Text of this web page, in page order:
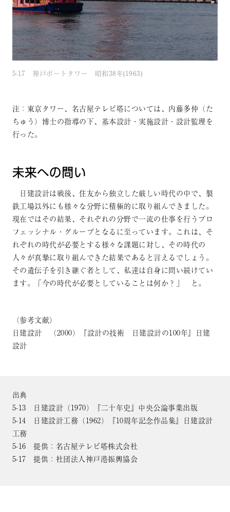
5-17 神戸ポートタワー 昭和38年(1963)
注：東京タワー、名古屋テレビ塔については、内藤多仲（た
ちゅう）博士の指導の下、基本設計・実施設計・設計監理を
行った。
未来への問い
日建設計は戦後、住友から独立した厳しい時代の中で、製
鉄工場以外にも様々な分野に積極的に取り組んできました。
現在ではその結果、それぞれの分野で一流の仕事を行うプロ
フェッシナル・グループとなるに至っています。これは、そ
れぞれの時代が必要とする様々な課題に対し、その時代の
人々が真摯に取り組んできた結果であると言えるでしょう。
その遺伝子を引き継ぐ者として、私達は自身に問い続けてい
ます。「今の時代が必要としていることは何か？」 と。
（参考文献）
日建設計 （2000）『設計の技術 日建設計の100年』日建
設計
出典
5-13 日建設計（1970）『二十年史』中央公論事業出版
5-14 日建設計工務（1962）『10周年記念作品集』日建設計
工務
5-16 提供：名古屋テレビ塔株式会社
5-17 提供：社団法人神戸港振興協会